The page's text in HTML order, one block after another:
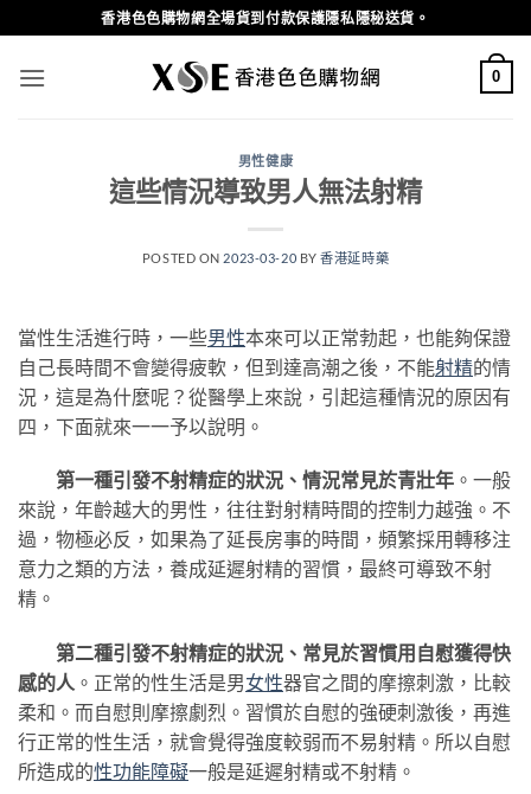
to
content
香港色色購物網全場貨到付款保護隱私隱秘送貨。
0
男性健康
這些情況導致男人無法射精
POSTED ON 2023-03-20 BY香港延時藥
當性生活進行時，一些男性本來可以正常勃起，也能夠保證
自己長時間不會變得疲軟，但到達高潮之後，不能射精的情
況，這是為什麼呢？從醫學上來說，引起這種情況的原因有
四，下面就來一一予以說明。
第一種引發不射精症的狀況、情況常見於青壯年 。一般
來說，年齡越大的男性，往往對射精時間的控制力越強。不
過，物極必反，如果為了延長房事的時間，頻繁採用轉移注
意力之類的方法，養成延遲射精的習慣，最終可導致不射
精。
第二種引發不射精症的狀況、常見於習慣用自慰獲得快
感的人 。正常的性生活是男女性器官之間的摩擦刺激，比較
柔和。而自慰則摩擦劇烈。習慣於自慰的強硬刺激後，再進
行正常的性生活，就會覺得強度較弱而不易射精。所以自慰
所造成的性功能障礙一般是延遲射精或不射精。